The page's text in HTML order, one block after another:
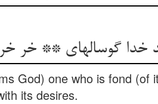
خدا گوساله‏ای ** خر
God) one who is fond (of
its desires.